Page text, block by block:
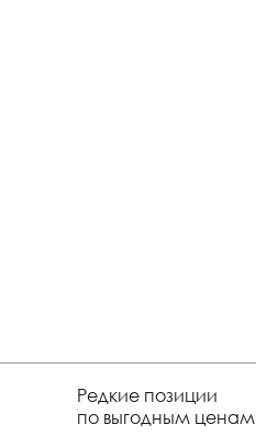
Редкие позиции
по выгодным ценам